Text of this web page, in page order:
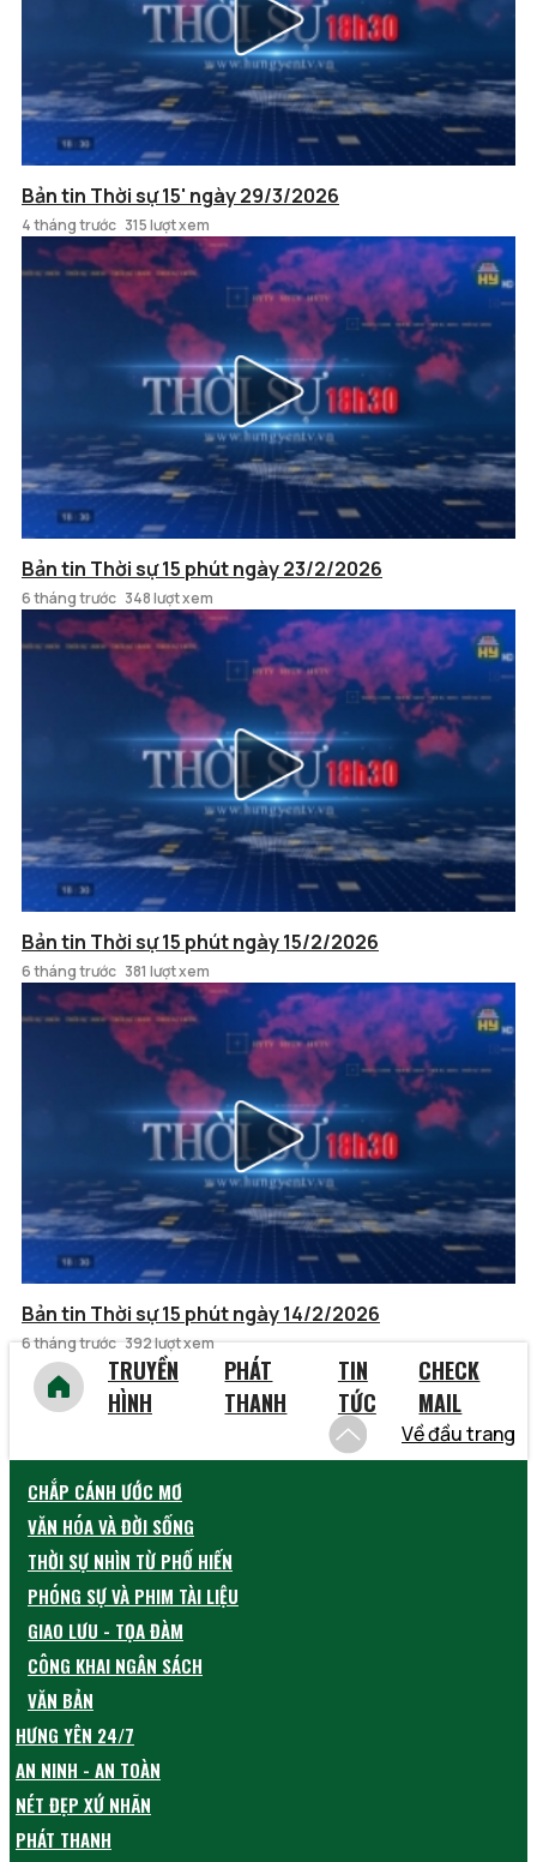
Bản tin Thời sự 15' ngày 29/3/2026
4 tháng trước 315 lượt xem
Bản tin Thời sự 15 phút ngày 23/2/2026
6 tháng trước 348 lượt xem
Bản tin Thời sự 15 phút ngày 15/2/2026
6 tháng trước 381 lượt xem
Bản tin Thời sự 15 phút ngày 14/2/2026
6 tháng trước 392 lượt xem
TRUYỀN
HÌNH
PHÁT
THANH
TIN
TỨC
CHECK
MAIL
Về đầu trang
CHẮP CÁNH ƯỚC MƠ
VĂN HÓA VÀ ĐỜI SỐNG
THỜI SỰ NHÌN TỪ PHỐ HIẾN
PHÓNG SỰ VÀ PHIM TÀI LIỆU
GIAO LƯU - TỌA ĐÀM
CÔNG KHAI NGÂN SÁCH
VĂN BẢN
HƯNG YÊN 24/7
AN NINH - AN TOÀN
NÉT ĐẸP XỨ NHÃN
PHÁT THANH